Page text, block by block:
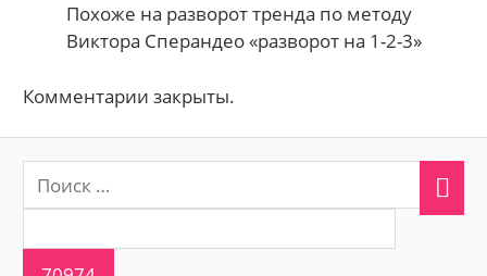
Похоже на разворот тренда по методу
Виктора Сперандео «разворот на 1-2-3»
Комментарии закрыты.